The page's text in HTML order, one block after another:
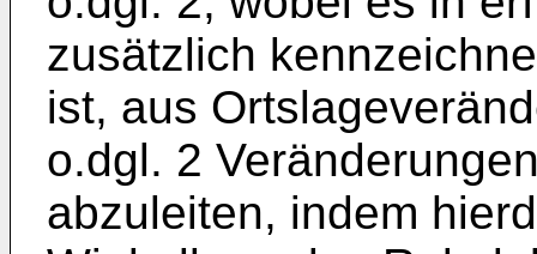
zusätzlich
ist, aus
o.dgl. 2
abzuleiten, indem